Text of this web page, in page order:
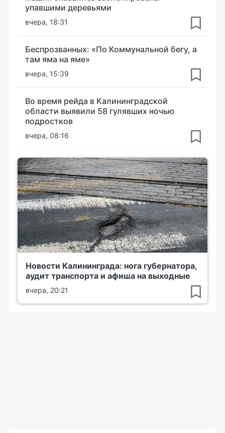
упавшими деревьями
вчера, 18:31
Беспрозванных: «По Коммунальной бегу, а
там яма на яме»
вчера, 15:39
Во время рейда в Калининградской
области выявили 58 гулявших ночью
подростков
вчера, 08:16
Новости Калининграда: нога губернатора,
аудит транспорта и афиша на выходные
вчера, 20:21